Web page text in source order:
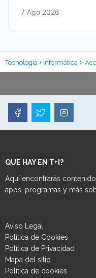
7 Ago 2026
Tecnología + Informática
QUE HAY EN T+I?
Aquí encontrarás
apps, programas y más
Aviso Legal
Política de Cookies
Política de Privacidad
Mapa del sitio
Política de cookies